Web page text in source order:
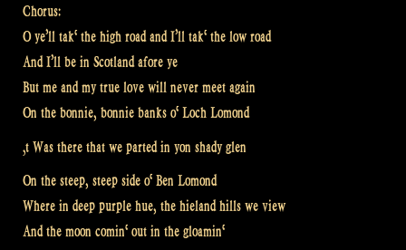
Chorus:
O ye’ll tak‘ the high road and I’ll tak‘ the low road
And I’ll be in Scotland afore ye
But me and my true love will never meet again
On the bonnie, bonnie banks o‘ Loch Lomond
‚t Was there that we parted in yon shady glen
On the steep, steep side o‘ Ben Lomond
Where in deep purple hue, the hieland hills we view
And the moon comin‘ out in the gloamin‘